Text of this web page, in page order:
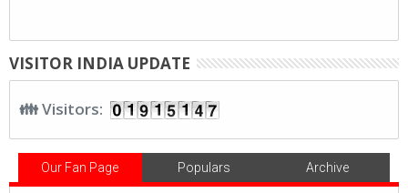
VISITOR INDIA UPDATE
👪 Visitors:
Our Fan Page Populars Archive